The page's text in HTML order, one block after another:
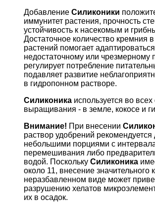
Добавление Силиконики
иммунитет растения, прочность
устойчивость к насекомым и
Достаточное количество кремния
растений помогает
недостаточному или чрезмерному
регулирует потребление
подавляет развитие
в гидропонном растворе.
Силиконика используется во
выращивания - в земле, кокосе и
Внимание! При внесении
раствор удобрений рекомендуется
небольшими порциями с
перемешивания либо
водой. Поскольку Силиконика
около 11, внесение значительного
неразбавленном виде может
разрушению хелатов
их в осадок.